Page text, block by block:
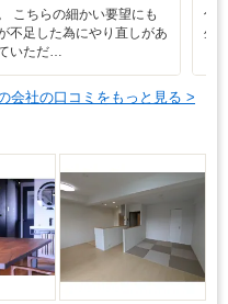
こちらの細かい要望にも
不足した為にやり直しがあ
いただ…
住
生
会社の口コミをもっと見る >